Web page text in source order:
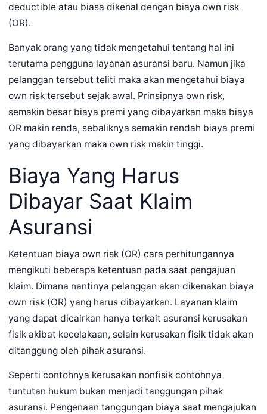
deductible atau biasa dikenal dengan biaya own risk
(OR).
Banyak orang yang tidak mengetahui tentang hal ini
terutama pengguna layanan asuransi baru. Namun jika
pelanggan tersebut teliti maka akan mengetahui biaya
own risk tersebut sejak awal. Prinsipnya own risk,
semakin besar biaya premi yang dibayarkan maka biaya
OR makin renda, sebaliknya semakin rendah biaya premi
yang dibayarkan maka own risk makin tinggi.
Biaya Yang Harus
Dibayar Saat Klaim
Asuransi
Ketentuan biaya own risk (OR) cara perhitungannya
mengikuti beberapa ketentuan pada saat pengajuan
klaim. Dimana nantinya pelanggan akan dikenakan biaya
own risk (OR) yang harus dibayarkan. Layanan klaim
yang dapat dicairkan hanya terkait asuransi kerusakan
fisik akibat kecelakaan, selain kerusakan fisik tidak akan
ditanggung oleh pihak asuransi.
Seperti contohnya kerusakan nonfisik contohnya
tuntutan hukum bukan menjadi tanggungan pihak
asuransi. Pengenaan tanggungan biaya saat mengajukan